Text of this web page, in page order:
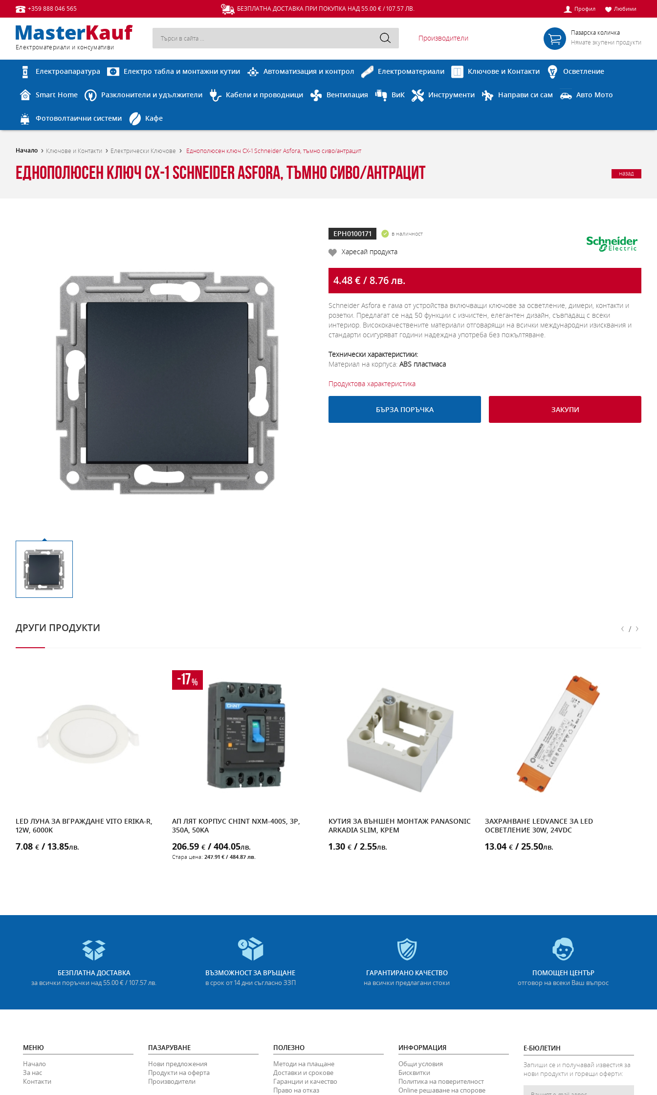
+359 888 046 565 Профил Любими
БЕЗПЛАТНА ДОСТАВКА ПРИ ПОКУПКА НАД 55.00 € / 107.57 ЛВ.
Eлектроматериали и консумативи
Пазарска количка
Нямате зкупени продукти
Производители
Електроапаратура Електро табла и монтажни кутии Автоматизация и контрол Електроматериали Ключове и Контакти Осветление
Smart Home Разклонители и удължители Кабели и проводници Вентилация ВиК Инструменти Направи си сам Авто Мото
Фотоволтаични системи Кафе
Начало Ключове и Контакти Електрически Ключове Еднополюсен ключ СХ-1 Schneider Asfora, тъмно сиво/антрацит
Еднополюсен ключ СХ-1 Schneider Asfora, тъмно сиво/антрацит назад
EPH0100171 в наличност
Харесай продукта
4.48 € / 8.76 лв.
Schneider Asfora e гама от устройства включващи ключове за осветление, димери, контакти и
розетки. Предлагат се над 50 функции с изчистен, елегантен дизайн, съвпадащ с всеки
интериор. Висококачествените материали отговарящи на всички международни изисквания и
стандарти осигуряват години надеждна употреба без пожълтяване.
Технически характеристики:
Материал на корпуса: ABS пластмаса
Продуктова характеристика
БЪРЗА ПОРЪЧКА ЗАКУПИ
ДРУГИ ПРОДУКТИ ‹ / ›
LED ЛУНА ЗА ВГРАЖДАНЕ VITO ERIKA-R,
12W, 6000K
7.08 € / 13.85лв.
-17%
АП ЛЯТ КОРПУС CHINT NXM-400S, 3P,
350A, 50KA
206.59 € / 404.05лв.
Стара цена: 247.91 € / 484.87 лв.
КУТИЯ ЗА ВЪНШЕН МОНТАЖ PANASONIC
ARKADIA SLIM, КРЕМ
1.30 € / 2.55лв.
ЗАХРАНВАНЕ LEDVANCE ЗА LED
ОСВЕТЛЕНИЕ 30W, 24VDC
13.04 € / 25.50лв.
БЕЗПЛАТНА ДОСТАВКА
за всички поръчки над 55.00 € / 107.57 лв.
ВЪЗМОЖНОСТ ЗА ВРЪЩАНЕ
в срок от 14 дни съгласно ЗЗП
ГАРАНТИРАНО КАЧЕСТВО
на всички предлагани стоки
ПОМОЩЕН ЦЕНТЪР
отговор на всеки Ваш въпрос
МЕНЮ
Начало
За нас
Контакти
ПАЗАРУВАНЕ
Нови предложения
Продукти на оферта
Производители
ПОЛЕЗНО
Методи на плащане
Доставки и срокове
Гаранции и качество
Право на отказ
ИНФОРМАЦИЯ
Общи условия
Бисквитки
Политика на поверителност
Online решаване на спорове
Е-БЮЛЕТИН
Запиши се и получавай известия за
нови продукти и горещи оферти: